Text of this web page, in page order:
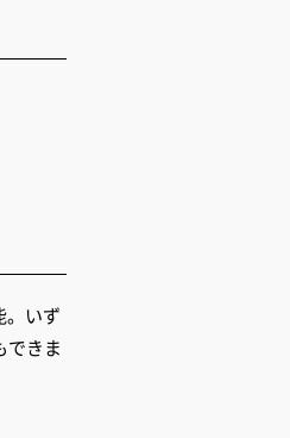
。いず
できま